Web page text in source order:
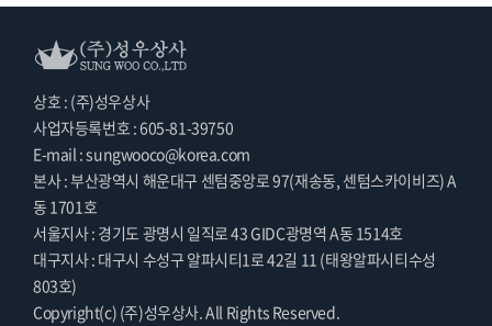
상호 : (주)성우상사
사업자등록번호 : 605-81-39750
E-mail : sungwooco@korea.com
본사 : 부산광역시 해운대구 센텀중앙로 97(재송동, 센텀스카이비즈) A
동 1701호
서울지사 : 경기도 광명시 일직로 43 GIDC광명역 A동 1514호
대구지사 : 대구시 수성구 알파시티1로 42길 11 (태왕알파시티수성
803호)
Copyright(c) (주)성우상사. All Rights Reserved.